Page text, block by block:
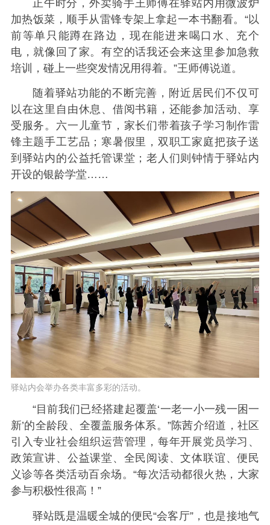
正午时分，外卖骑手王师傅在驿站内用微波炉
加热饭菜，顺手从雷锋专架上拿起一本书翻看。“以
前等单只能蹲在路边，现在能进来喝口水、充个
电，就像回了家。有空的话我还会来这里参加急救
培训，碰上一些突发情况用得着。”王师傅说道。
随着驿站功能的不断完善，附近居民们不仅可
以在这里自由休息、借阅书籍，还能参加活动、享
受服务。六一儿童节，家长们带着孩子学习制作雷
锋主题手工艺品；寒暑假里，双职工家庭把孩子送
到驿站内的公益托管课堂；老人们则钟情于驿站内
开设的银龄学堂……
驿站内会举办各类丰富多彩的活动。
“目前我们已经搭建起覆盖‘一老一小一残一困一
新’的全龄段、全覆盖服务体系。”陈茜介绍道，社区
引入专业社会组织运营管理，每年开展党员学习、
政策宣讲、公益课堂、全民阅读、文体联谊、便民
义诊等各类活动百余场。“每次活动都很火热，大家
参与积极性很高！”
驿站既是温暖全城的便民“会客厅”，也是接地气